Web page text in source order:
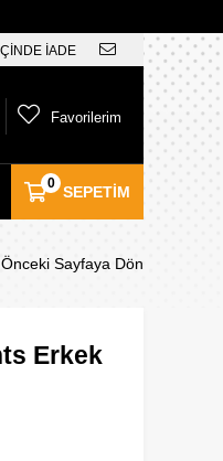
İADE
SEPETIM
0
Favorilerim
Sayfaya Dön
Erkek